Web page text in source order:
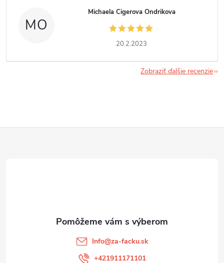
MO
Michaela Cigerova Ondrikova
20.2.2023
Zobraziť ďalšie recenzie
Info@za-facku.sk
+421911171101